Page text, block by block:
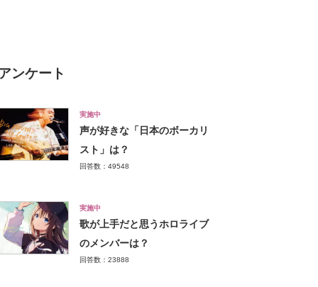
ンケート
実施中
声が好きな「日本のボーカリ
スト」は？
回答数：49548
実施中
歌が上手だと思うホロライブ
のメンバーは？
回答数：23888